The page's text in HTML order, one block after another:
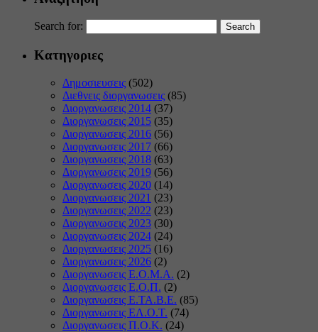
Search for:
Κατηγοριες
Δημοσιευσεις (502)
Διεθνεις διοργανωσεις (85)
Διοργανωσεις 2014 (37)
Διοργανωσεις 2015 (35)
Διοργανωσεις 2016 (56)
Διοργανωσεις 2017 (66)
Διοργανωσεις 2018 (63)
Διοργανωσεις 2019 (56)
Διοργανωσεις 2020 (14)
Διοργανωσεις 2021 (23)
Διοργανωσεις 2022 (23)
Διοργανωσεις 2023 (30)
Διοργανωσεις 2024 (24)
Διοργανωσεις 2025 (16)
Διοργανωσεις 2026 (2)
Διοργανωσεις Ε.Ο.Μ.Α. (2)
Διοργανωσεις Ε.Ο.Π. (2)
Διοργανωσεις Ε.ΤΑ.Β.Ε. (85)
Διοργανωσεις ΕΛ.Ο.Τ. (74)
Διοργανωσεις Π.Ο.Κ. (24)